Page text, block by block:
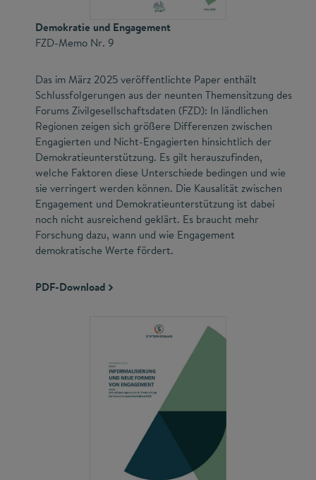
Demokratie und Engagement
FZD-Memo Nr. 9
Das im März 2025 veröffentlichte Paper enthält
Schlussfolgerungen aus der neunten Themensitzung des
Forums Zivilgesellschaftsdaten (FZD): In ländlichen
Regionen zeigen sich größere Differenzen zwischen
Engagierten und Nicht-Engagierten hinsichtlich der
Demokratieunterstützung. Es gilt herauszufinden,
welche Faktoren diese Unterschiede bedingen und wie
sie verringert werden können. Die Kausalität zwischen
Engagement und Demokratieunterstützung ist dabei
noch nicht ausreichend geklärt. Es braucht mehr
Forschung dazu, wann und wie Engagement
demokratische Werte fördert.
PDF-Download